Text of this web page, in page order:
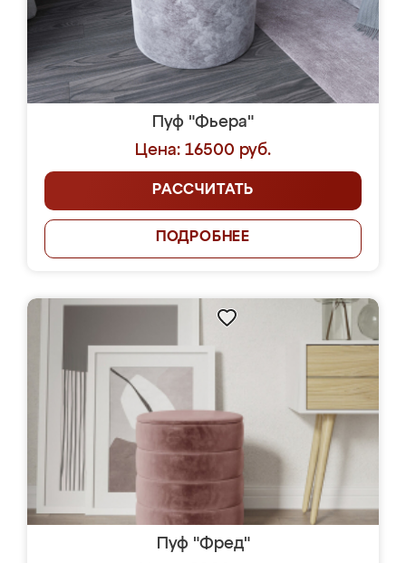
Пуф "Фьера"
Цена: 16500 руб.
РАССЧИТАТЬ
ПОДРОБНЕЕ
Пуф "Фред"